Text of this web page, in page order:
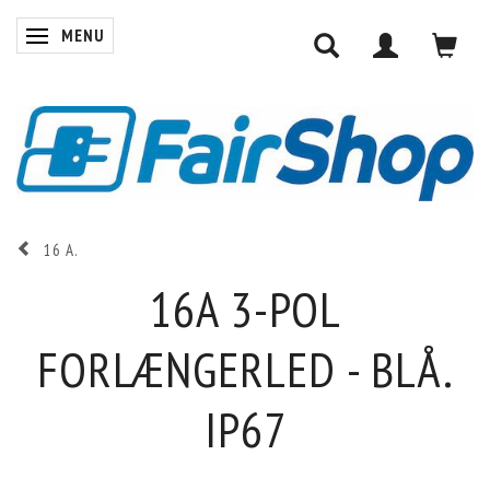
SKIFTE NAVIGATION
MENU
16 A.
16A 3-POL
FORLÆNGERLED - BLÅ.
IP67